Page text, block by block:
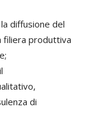
diffusione del
filiera produttiva
di